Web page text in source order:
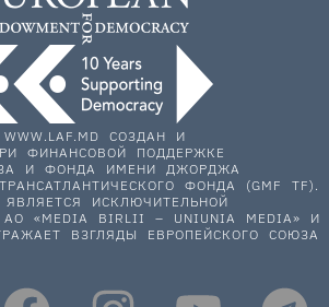
СОЗДАН И
ФИНАНСОВОЙ ПОДДЕРЖКЕ
И ФОНДА ИМЕНИ ДЖОРДЖА
ФОНДА (GMF TF).
ИСКЛЮЧИТЕЛЬНОЙ
«MEDIA BIRLII – UNIUNIA MEDIA» И
ВЗГЛЯДЫ ЕВРОПЕЙСКОГО СОЮЗА